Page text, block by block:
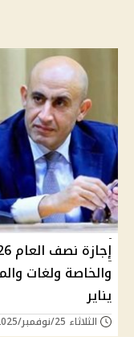
يناير
الثلاثاء 25/نوفمبر/2025 - 09:04 م